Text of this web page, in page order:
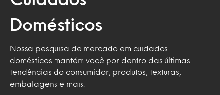
Domésticos
Nossa pesquisa de mercado em cuidados
domésticos mantém você por dentro das últimas
tendências do consumidor, produtos, texturas,
embalagens e mais.